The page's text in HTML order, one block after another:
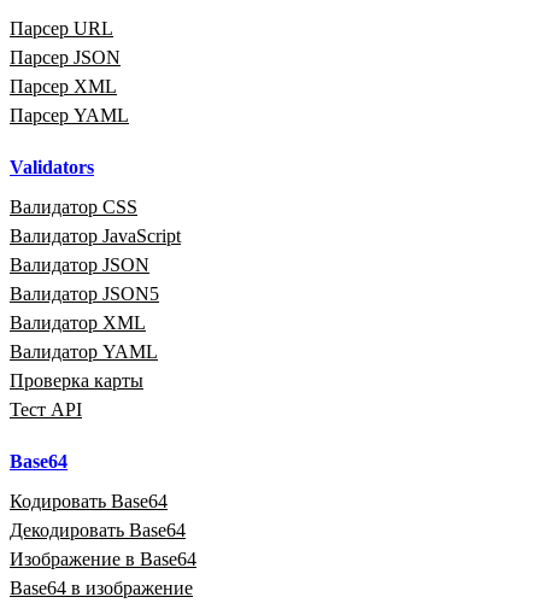
Парсер URL
Парсер JSON
Парсер XML
Парсер YAML
Validators
Валидатор CSS
Валидатор JavaScript
Валидатор JSON
Валидатор JSON5
Валидатор XML
Валидатор YAML
Проверка карты
Тест API
Base64
Кодировать Base64
Декодировать Base64
Изображение в Base64
Base64 в изображение